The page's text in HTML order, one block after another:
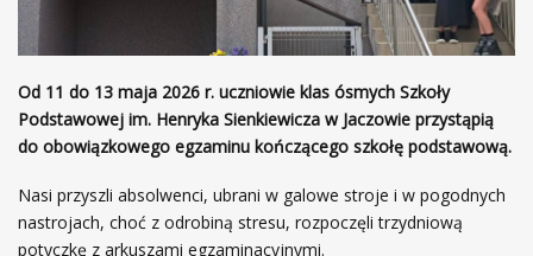
Od 11 do 13 maja 2026 r. uczniowie klas ósmych Szkoły
Podstawowej im. Henryka Sienkiewicza w Jaczowie przystąpią
do obowiązkowego egzaminu kończącego szkołę podstawową.
Nasi przyszli absolwenci, ubrani w galowe stroje i w pogodnych
nastrojach, choć z odrobiną stresu, rozpoczęli trzydniową
potyczkę z arkuszami egzaminacyjnymi.